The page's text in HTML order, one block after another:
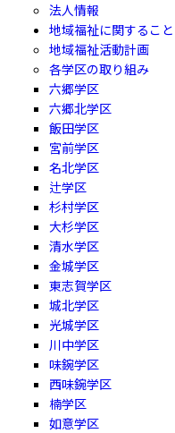
法人情報
地域福祉に関すること
地域福祉活動計画
各学区の取り組み
六郷学区
六郷北学区
飯田学区
宮前学区
名北学区
辻学区
杉村学区
大杉学区
清水学区
金城学区
東志賀学区
城北学区
光城学区
川中学区
味鋺学区
西味鋺学区
楠学区
如意学区